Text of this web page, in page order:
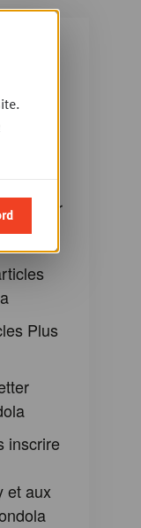
profiter
Plus
inscrire
et aux